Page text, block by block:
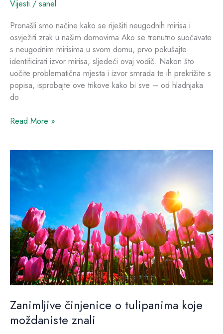
Vijesti / sanel
Pronašli smo načine kako se riješiti neugodnih mirisa i
osvježiti zrak u našim domovima Ako se trenutno suočavate
s neugodnim mirisima u svom domu, prvo pokušajte
identificirati izvor mirisa, sljedeći ovaj vodič. Nakon što
uočite problematična mjesta i izvor smrada te ih prekrižite s
popisa, isprobajte ove trikove kako bi sve – od hladnjaka
do
Read More »
Zanimljive činjenice o tulipanima koje
moždaniste znali
Zanimljive
činjenice
o
tulipanima
moždaniste
znali